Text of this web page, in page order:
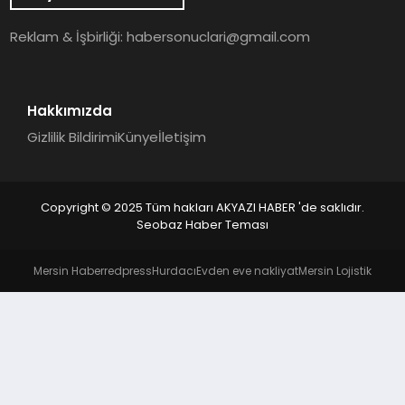
YAŞAM
Reklam & İşbirliği:habersonuclari@gmail.com
Hakkımızda
Gizlilik BildirimiKünyeİletişim
Copyright © 2025 Tüm hakları AKYAZI HABER 'de saklıdır.
Seobaz Haber Teması
Mersin HaberredpressHurdacıEvden eve nakliyatMersin Lojistik